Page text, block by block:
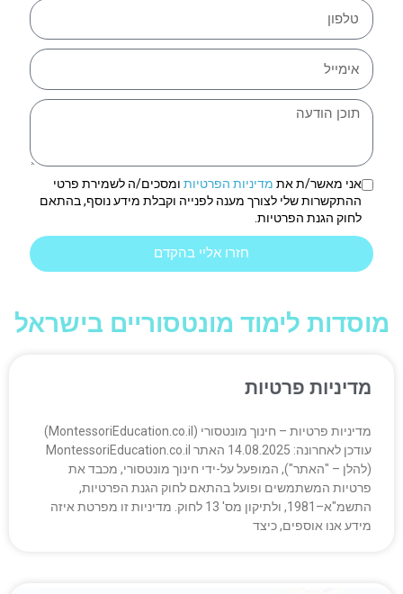
אני מאשר/ת את מדיניות הפרטיות ומסכים/ה לשמירת פרטי
ההתקשרות שלי לצורך מענה לפנייה וקבלת מידע נוסף, בהתאם
לחוק הגנת הפרטיות.
חזרו אליי בהקדם
מוסדות לימוד מונטסוריים בישראל
מדיניות פרטיות
מדיניות פרטיות – חינוך מונטסורי (MontessoriEducation.co.il)
עודכן לאחרונה: 14.08.2025 האתר MontessoriEducation.co.il
(להלן – "האתר"), המופעל על-ידי חינוך מונטסורי, מכבד את
פרטיות המשתמשים ופועל בהתאם לחוק הגנת הפרטיות,
התשמ"א–1981, ולתיקון מס' 13 לחוק. מדיניות זו מפרטת איזה
מידע אנו אוספים, כיצד